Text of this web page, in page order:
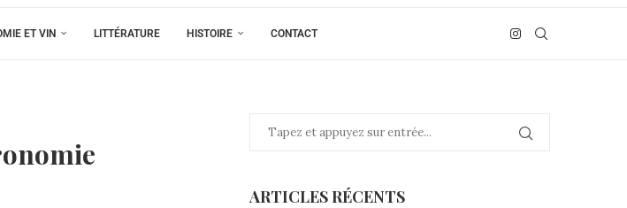
ET VIN LITTÉRATURE HISTOIRE CONTACT
ARTICLES RÉCENTS